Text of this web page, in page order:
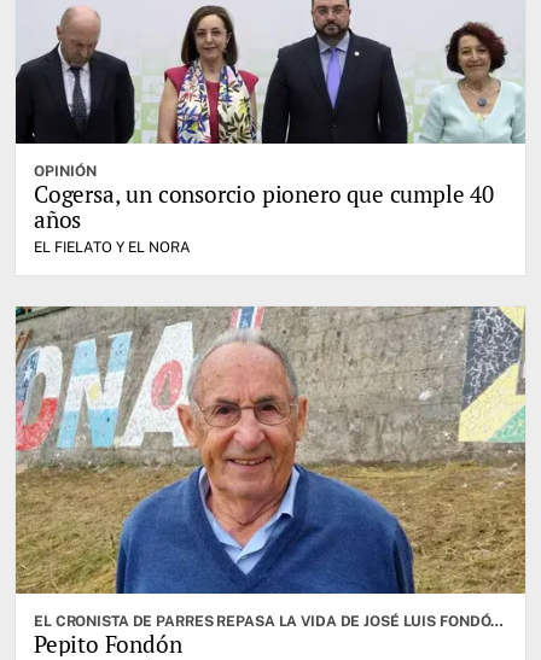
OPINIÓN
Cogersa, un consorcio pionero que cumple 40
años
EL FIELATO Y EL NORA
EL CRONISTA DE PARRES REPASA LA VIDA DE JOSÉ LUIS FONDÓN ÁLVAREZ QUE FALLECIÓ A LOS 94 AÑOS
Pepito Fondón